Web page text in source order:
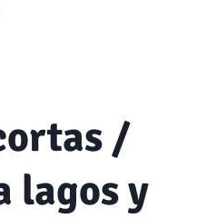
/
lagos y